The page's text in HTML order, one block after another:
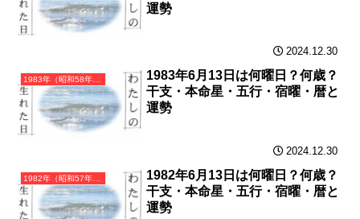
運勢
2024.12.30
1983年（昭和58年）癸亥（みずのとい）・亥年（いのしし年）カレンダー（月曜はじまり）
1983年6月13日は何曜日？何歳？
干支・本命星・五行・宿曜・暦と
運勢
2024.12.30
1982年（昭和57年）壬戌（みずのえいぬ）・戌年（いぬ年）カレンダー（月曜はじまり）
1982年6月13日は何曜日？何歳？
干支・本命星・五行・宿曜・暦と
運勢